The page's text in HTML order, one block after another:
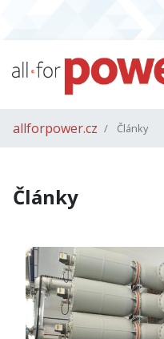
allforpower.cz Články
Články